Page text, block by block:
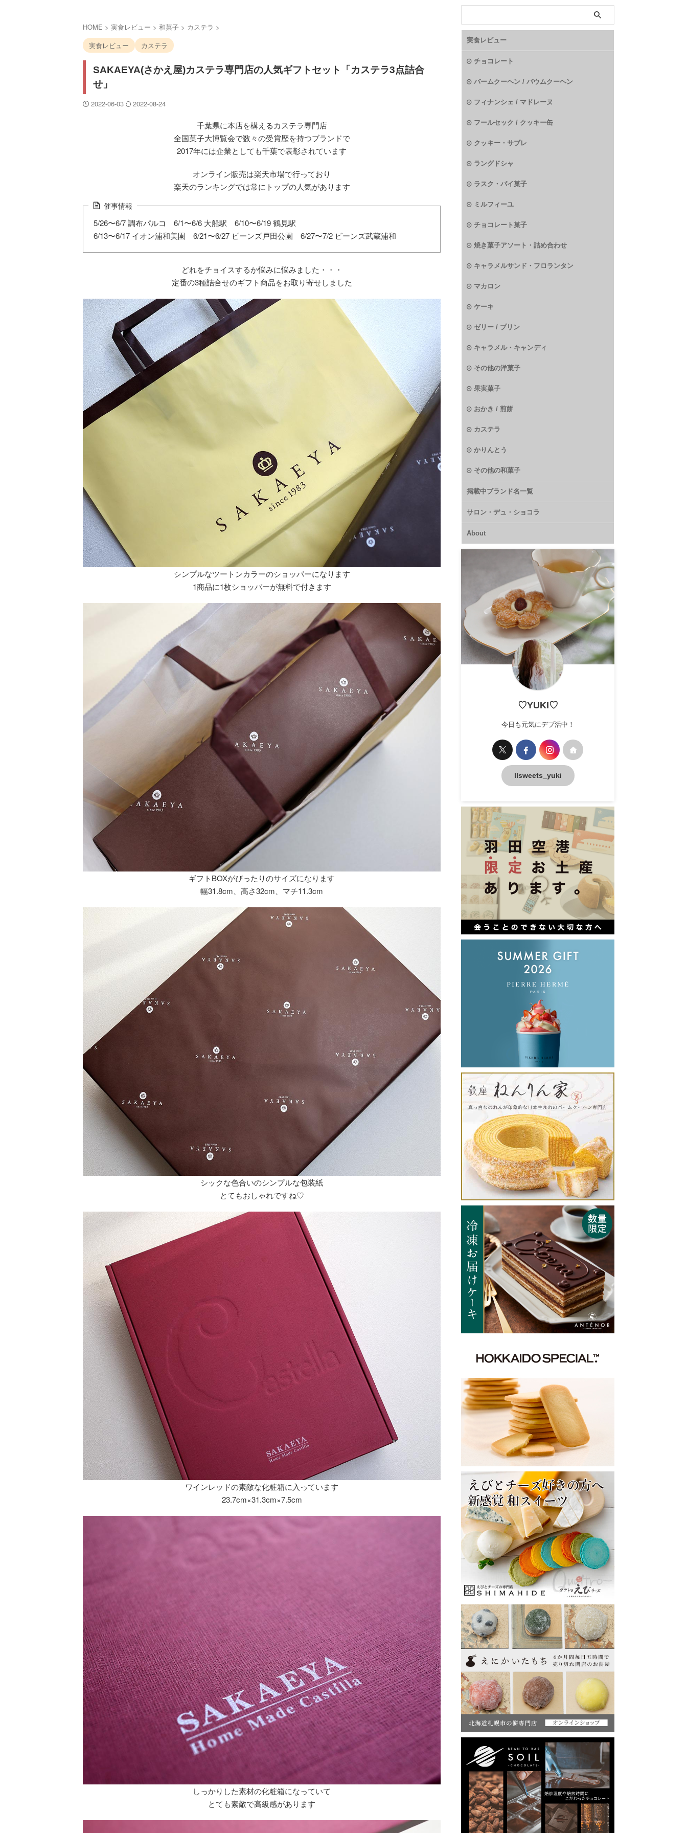
HOME > 実食レビュー > 和菓子 > カステラ >
実食レビュー
カステラ
SAKAEYA(さかえ屋)カステラ専門店の人気ギフトセット「カステラ3点詰合
せ」
2022-06-03 2022-08-24
千葉県に本店を構えるカステラ専門店
全国菓子大博覧会で数々の受賞歴を持つブランドで
2017年には企業としても千葉で表彰されています
オンライン販売は楽天市場で行っており
楽天のランキングでは常にトップの人気があります
催事情報
5/26〜6/7 調布パルコ 6/1〜6/6 大船駅 6/10〜6/19 鶴見駅
6/13〜6/17 イオン浦和美園 6/21〜6/27 ビーンズ戸田公園 6/27〜7/2 ビーンズ武蔵浦和
どれをチョイスするか悩みに悩みました・・・
定番の3種詰合せのギフト商品をお取り寄せしました
シンプルなツートンカラーのショッパーになります
1商品に1枚ショッパーが無料で付きます
ギフトBOXがぴったりのサイズになります
幅31.8cm、高さ32cm、マチ11.3cm
シックな色合いのシンプルな包装紙
とてもおしゃれですね♡
ワインレッドの素敵な化粧箱に入っています
23.7cm×31.3cm×7.5cm
しっかりした素材の化粧箱になっていて
とても素敵で高級感があります
実食レビュー
チョコレート
バームクーヘン / バウムクーヘン
フィナンシェ / マドレーヌ
フールセック / クッキー缶
クッキー・サブレ
ラングドシャ
ラスク・パイ菓子
ミルフィーユ
チョコレート菓子
焼き菓子アソート・詰め合わせ
キャラメルサンド・フロランタン
マカロン
ケーキ
ゼリー / プリン
キャラメル・キャンディ
その他の洋菓子
果実菓子
おかき / 煎餅
カステラ
かりんとう
その他の和菓子
掲載中ブランド名一覧
サロン・デュ・ショコラ
About
♡YUKI♡
今日も元気にデブ活中！
llsweets_yuki